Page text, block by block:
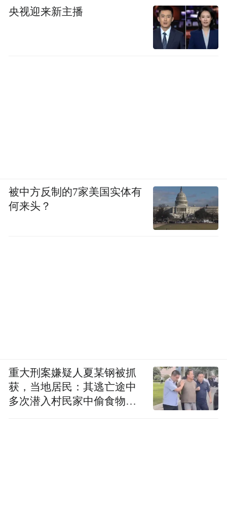
央视迎来新主播
被中方反制的7家美国实体有
何来头？
重大刑案嫌疑人夏某钢被抓
获，当地居民：其逃亡途中
多次潜入村民家中偷食物被